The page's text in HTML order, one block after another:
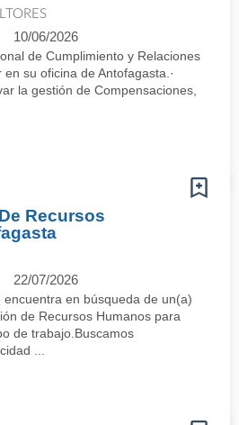
10/06/2026
de Cumplimiento y Relaciones
su oficina de Antofagasta.·
la gestión de Compensaciones,
Recursos
22/07/2026
en búsqueda de un(a)
de Recursos Humanos para
de trabajo.Buscamos
...